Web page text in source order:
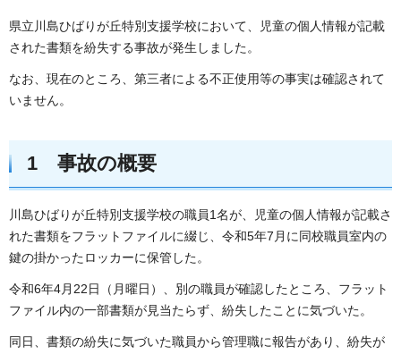
県立川島ひばりが丘特別支援学校において、児童の個人情報が記載
された書類を紛失する事故が発生しました。
なお、現在のところ、第三者による不正使用等の事実は確認されて
いません。
1 事故の概要
川島ひばりが丘特別支援学校の職員1名が、児童の個人情報が記載さ
れた書類をフラットファイルに綴じ、令和5年7月に同校職員室内の
鍵の掛かったロッカーに保管した。
令和6年4月22日（月曜日）、別の職員が確認したところ、フラット
ファイル内の一部書類が見当たらず、紛失したことに気づいた。
同日、書類の紛失に気づいた職員から管理職に報告があり、紛失が